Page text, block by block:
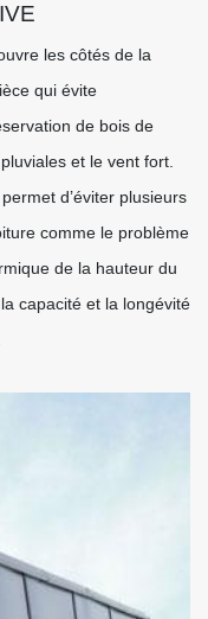
les côtés de la
qui évite
de bois de
et le vent fort.
d’éviter plusieurs
comme le problème
de la hauteur du
capacité et la longévité